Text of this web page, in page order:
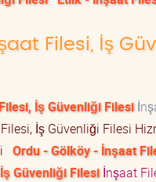
Filesi, İş
İş Güvenliği Filesi
İş Güvenliği Filesi
Ordu - Gölköy - İnşaat
Güvenliği Filesiİnşaat